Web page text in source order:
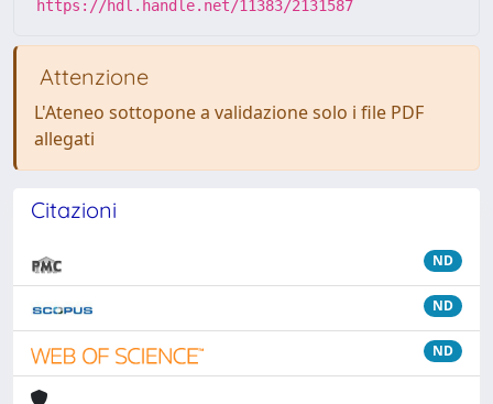
https://hdl.handle.net/11383/2131587
Attenzione
L'Ateneo sottopone a validazione solo i file PDF
allegati
Citazioni
ND
ND
ND